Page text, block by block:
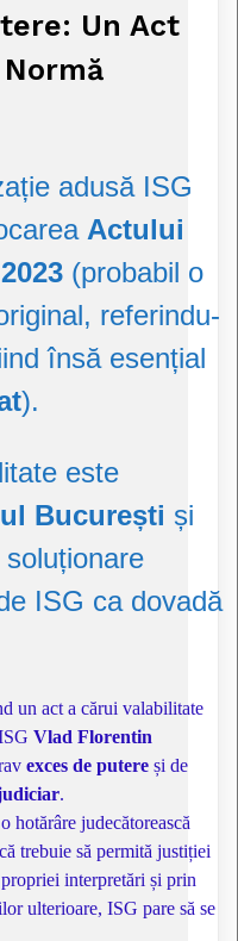
Un Act
adusă ISG
Actului
(probabil o
referindu-
însă esențial
).
este
București și
ISG ca dovadă
un act a cărui valabilitate
Vlad Florentin
exces de putere și de
.
hotărâre judecătorească
trebuie să permită justiției
interpretări și prin
ulterioare, ISG pare să se